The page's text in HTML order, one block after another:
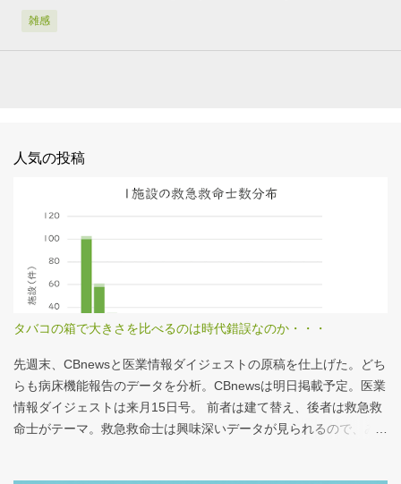
雑感
人気の投稿
タバコの箱で大きさを比べるのは時代錯誤なのか・・・
先週末、CBnewsと医業情報ダイジェストの原稿を仕上げた。どち
らも病床機能報告のデータを分析。CBnewsは明日掲載予定。医業
情報ダイジェストは来月15日号。 前者は建て替え、後者は救急救
命士がテーマ。救急救命士は興味深いデータが見られるので、み